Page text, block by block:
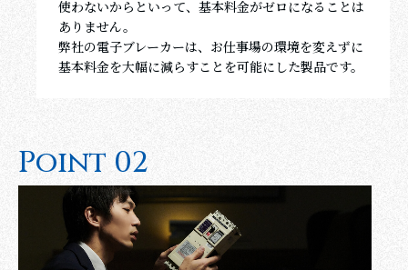
使わないからといって、基本料金がゼロになることは
ありません。
弊社の電子ブレーカーは、お仕事場の環境を変えずに
基本料金を大幅に減らすことを可能にした製品です。
Point 02